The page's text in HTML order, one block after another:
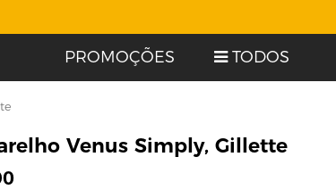
PROMOÇÕES TODOS
Venus Simply, Gillette